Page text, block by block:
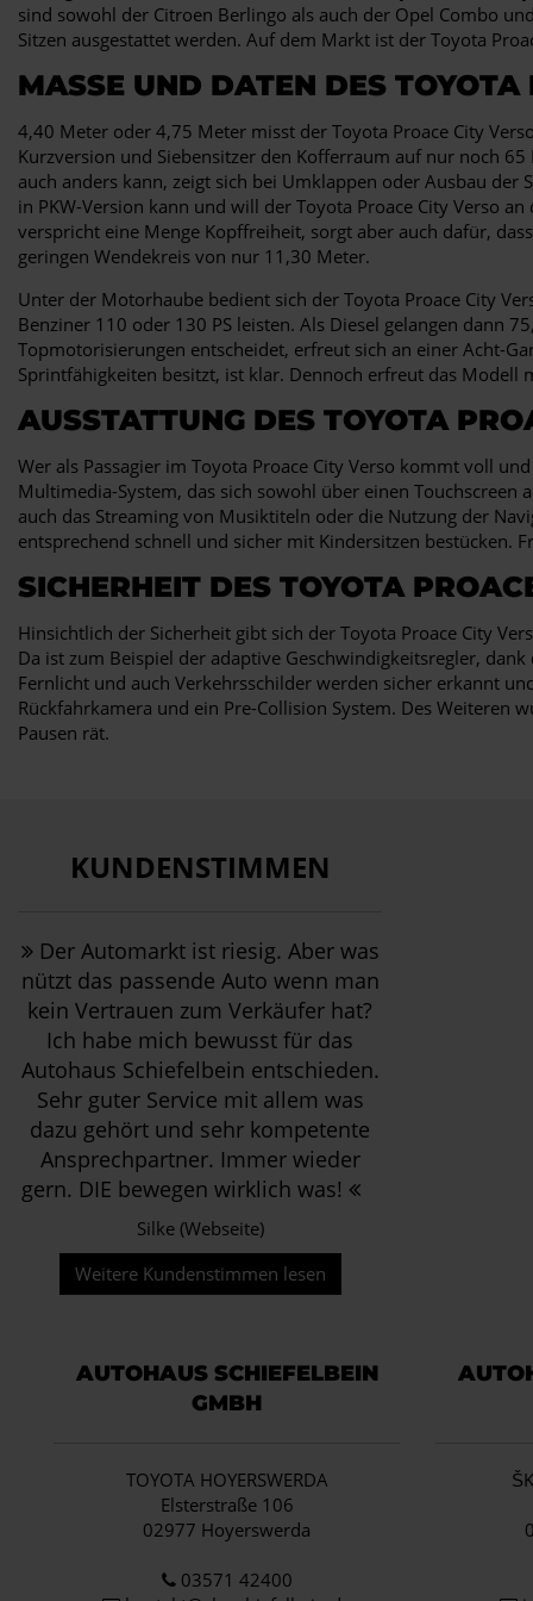
sind sowohl der Citroen Berlingo als auch der Opel Combo
Sitzen ausgestattet werden. Auf dem Markt ist der Toyota
MASSE UND DATEN DES TOYOTA
4,40 Meter oder 4,75 Meter misst der Toyota Proace City
Kurzversion und Siebensitzer den Kofferraum auf nur noch
auch anders kann, zeigt sich bei Umklappen oder Ausbau
in PKW-Version kann und will der Toyota Proace City Verso
verspricht eine Menge Kopffreiheit, sorgt aber auch dafür,
geringen Wendekreis von nur 11,30 Meter.
Unter der Motorhaube bedient sich der Toyota Proace City
Benziner 110 oder 130 PS leisten. Als Diesel gelangen dann
Topmotorisierungen entscheidet, erfreut sich an einer Acht-
Sprintfähigkeiten besitzt, ist klar. Dennoch erfreut das Modell
AUSSTATTUNG DES TOYOTA
Wer als Passagier im Toyota Proace City Verso kommt voll
Multimedia-System, das sich sowohl über einen Touchscreen
auch das Streaming von Musiktiteln oder die Nutzung der
entsprechend schnell und sicher mit Kindersitzen bestücken.
SICHERHEIT DES TOYOTA
Hinsichtlich der Sicherheit gibt sich der Toyota Proace City
Da ist zum Beispiel der adaptive Geschwindigkeitsregler,
Fernlicht und auch Verkehrsschilder werden sicher erkannt
Rückfahrkamera und ein Pre-Collision System. Des Weiteren
Pausen rät.
KUNDENSTIMMEN
Der Automarkt ist riesig. Aber was
nützt das passende Auto wenn man
kein Vertrauen zum Verkäufer hat?
Ich habe mich bewusst für das
Autohaus Schiefelbein entschieden.
Sehr guter Service mit allem was
dazu gehört und sehr kompetente
Ansprechpartner. Immer wieder
gern. DIE bewegen wirklich was!
Silke (Webseite)
Weitere Kundenstimmen lesen
AUTOHAUS SCHIEFELBEIN
GMBH
TOYOTA HOYERSWERDA
Elsterstraße 106
02977 Hoyerswerda
03571 42400